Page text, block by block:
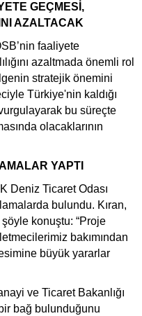
GEÇMESİ,
AZALTACAK
faaliyete
azaltmada önemli rol
stratejik önemini
Türkiye'nin kaldığı
bu süreçte
olacaklarının
YAPTI
Deniz Ticaret Odası
bulundu. Kıran,
konuştu: “Proje
bakımından
büyük yararlar
ve Ticaret Bakanlığı
bağ bulunduğunu